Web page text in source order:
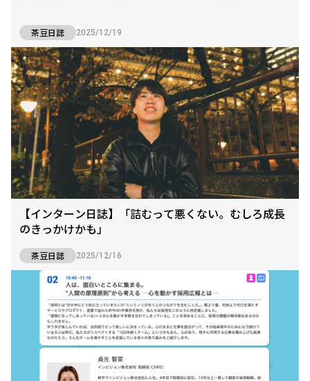
茶豆日誌 2025/12/19
【インターン日誌】「詰むって悪くない。むしろ成長
のきっかけかも」
茶豆日誌 2025/12/16